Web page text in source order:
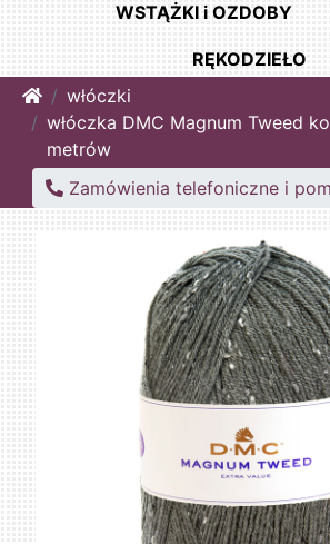
WSTĄŻKI i OZDOBY
RĘKODZIEŁO
Homewłóczki
włóczka DMC Magnum Tweed
metrów
Zamówienia telefoniczne i